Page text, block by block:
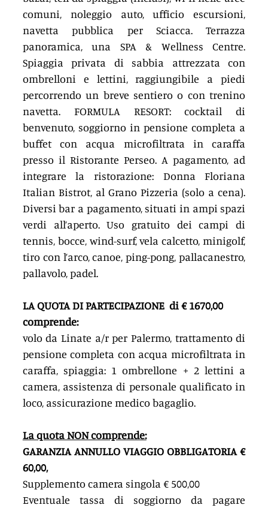
comuni, noleggio auto, ufficio escursioni,
navetta pubblica per Sciacca. Terrazza
panoramica, una SPA & Wellness Centre.
Spiaggia privata di sabbia attrezzata con
ombrelloni e lettini, raggiungibile a piedi
percorrendo un breve sentiero o con trenino
navetta. FORMULA RESORT: cocktail di
benvenuto, soggiorno in pensione completa a
buffet con acqua microfiltrata in caraffa
presso il Ristorante Perseo. A pagamento, ad
integrare la ristorazione: Donna Floriana
Italian Bistrot, al Grano Pizzeria (solo a cena).
Diversi bar a pagamento, situati in ampi spazi
verdi all’aperto. Uso gratuito dei campi di
tennis, bocce, wind-surf, vela calcetto, minigolf,
tiro con l’arco, canoe, ping-pong, pallacanestro,
pallavolo, padel.
LA QUOTA DI PARTECIPAZIONE  di € 1670,00
comprende:
volo da Linate a/r per Palermo, trattamento di
pensione completa con acqua microfiltrata in
caraffa, spiaggia: 1 ombrellone + 2 lettini a
camera, assistenza di personale qualificato in
loco, assicurazione medico bagaglio.
La quota NON comprende:
GARANZIA ANNULLO VIAGGIO OBBLIGATORIA €
60,00,
Supplemento camera singola € 500,00
Eventuale tassa di soggiorno da pagare